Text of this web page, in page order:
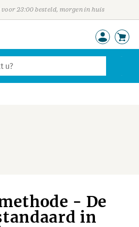
voor 23:00 besteld, morgen in huis
- De
in